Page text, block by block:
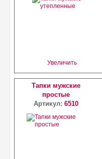
Увеличить
Тапки мужские
простые
Артикул:6510